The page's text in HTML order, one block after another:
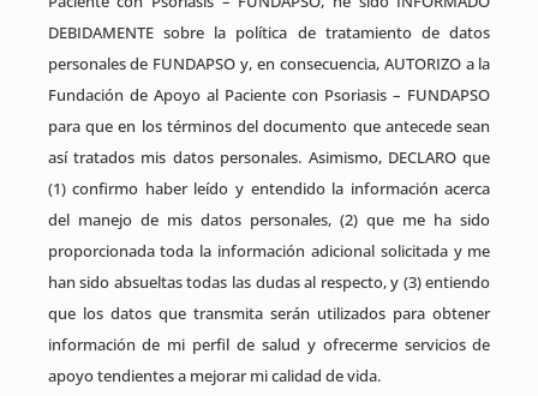
DEBIDAMENTE sobre la política de tratamiento de datos
personales de FUNDAPSO y, en consecuencia, AUTORIZO a la
Fundación de Apoyo al Paciente con Psoriasis – FUNDAPSO
para que en los términos del documento que antecede sean
así tratados mis datos personales. Asimismo, DECLARO que
(1) confirmo haber leído y entendido la información acerca
del manejo de mis datos personales, (2) que me ha sido
proporcionada toda la información adicional solicitada y me
han sido absueltas todas las dudas al respecto, y (3) entiendo
que los datos que transmita serán utilizados para obtener
información de mi perfil de salud y ofrecerme servicios de
apoyo tendientes a mejorar mi calidad de vida.